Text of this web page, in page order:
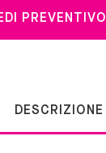
PREVENTIVO
DESCRIZIONE